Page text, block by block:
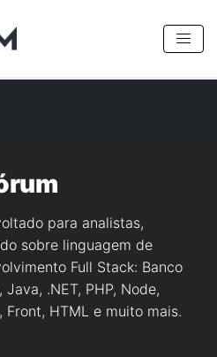
para analistas,
sobre linguagem de
Full Stack: Banco
.NET, PHP, Node,
HTML e muito mais.